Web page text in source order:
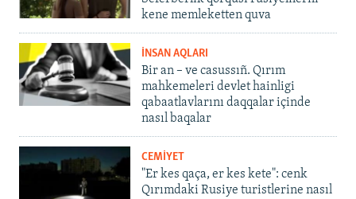
kene memleketten quva
İNSAN AQLARI
Bir an – ve casussıñ. Qırım
mahkemeleri devlet hainligi
qabaatlavlarını daqqalar içinde
nasıl baqalar
CEMİYET
"Er kes qaça, er kes kete": cenk
Qırımdaki Rusiye turistlerine nasıl